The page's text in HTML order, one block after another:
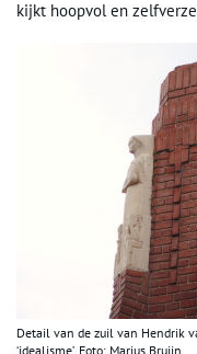
kijkt hoopvol en
Detail van de zuil van Hendrik
‘idealisme’. Foto: Marius Bruijn.